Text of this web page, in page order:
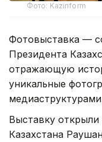
Фото: Kazinform
Фотовыставка —
Президента
отражающую
уникальные
Выставку
Казахстана